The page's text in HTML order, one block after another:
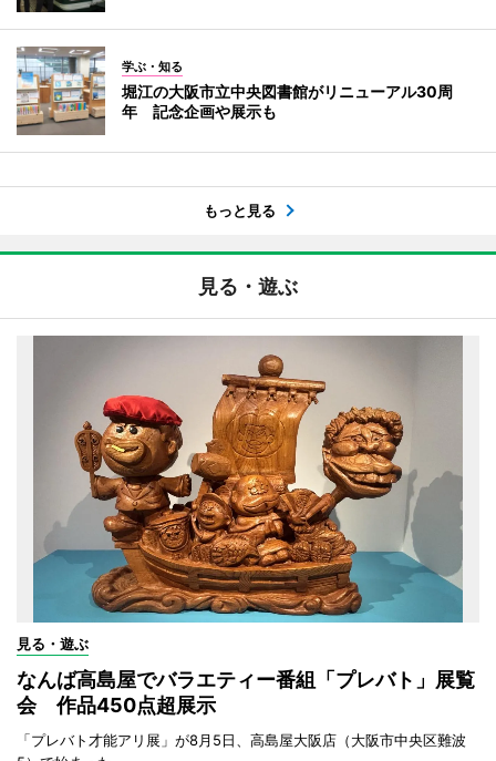
学ぶ・知る
堀江の大阪市立中央図書館がリニューアル30周
年 記念企画や展示も
もっと見る
見る・遊ぶ
見る・遊ぶ
なんば高島屋でバラエティー番組「プレバト」展覧
会 作品450点超展示
「プレバト才能アリ展」が8月5日、高島屋大阪店（大阪市中央区難波